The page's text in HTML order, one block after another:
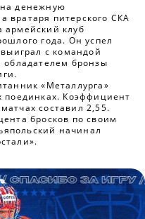
денежную
вратаря питерского СКА
армейский клуб
года. Он успел
с командой
обладателем бронзы
«Металлурга»
поединках. Коэффициент
составил 2,55.
бросков по своим
начинал